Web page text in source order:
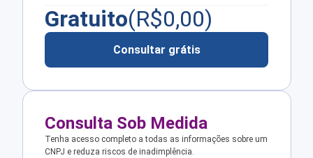
Gratuito(R$0,00)
Consultar grátis
Consulta Sob Medida
Tenha acesso completo a todas as informações sobre um
CNPJ e reduza riscos de inadimplência.